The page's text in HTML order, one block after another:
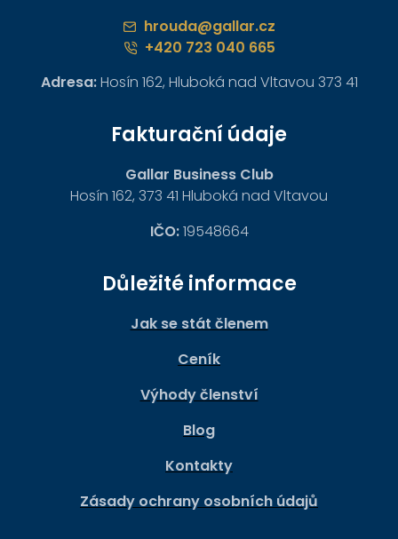
hrouda@gallar.cz
+420 723 040 665
Adresa:Hosín 162, Hluboká nad Vltavou 373 41
Fakturační údaje
Gallar Business Club
Hosín 162, 373 41 Hluboká nad Vltavou
IČO:19548664
Důležité informace
Jak se stát členem
Ceník
Výhody členství
Blog
Kontakty
Zásady ochrany osobních údajů